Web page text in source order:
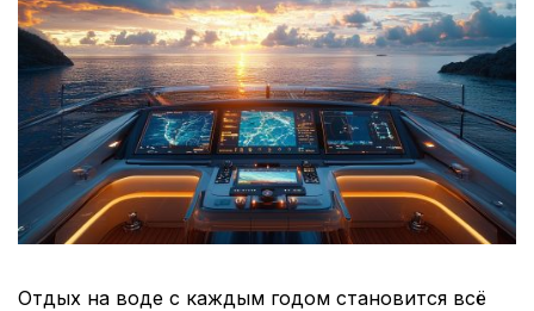
Отдых на воде с каждым годом становится всё